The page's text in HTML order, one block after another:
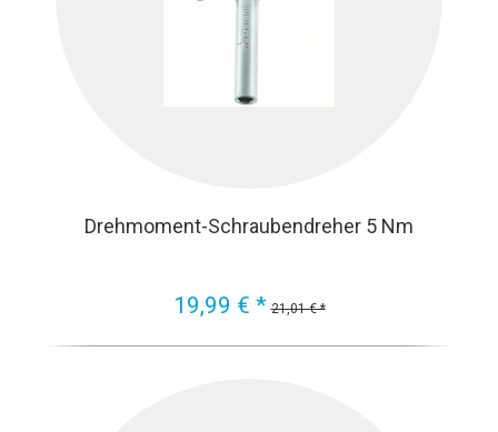
Drehmoment-Schraubendreher 5 Nm
19,99 € * 21,01 € *